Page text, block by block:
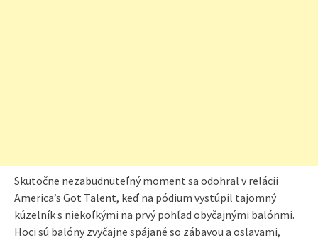
Skutočne nezabudnuteľný moment sa odohral v relácii
America’s Got Talent, keď na pódium vystúpil tajomný
kúzelník s niekoľkými na prvý pohľad obyčajnými balónmi.
Hoci sú balóny zvyčajne spájané so zábavou a oslavami,